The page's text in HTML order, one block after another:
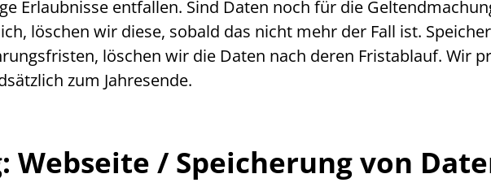
Erlaubnisse entfallen. Sind Daten noch für die
löschen wir diese, sobald das nicht mehr der Fall ist.
löschen wir die Daten nach deren Fristablauf. Wir
zum Jahresende.
Webseite / Speicherung von